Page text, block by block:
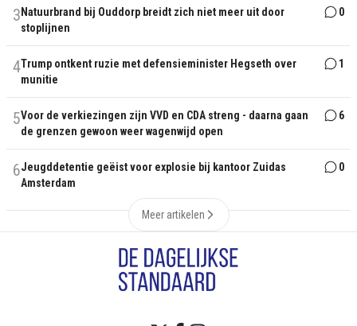
3 Natuurbrand bij Ouddorp breidt zich niet meer uit door
stoplijnen
0
4Trump ontkent ruzie met defensieminister Hegseth over
munitie
1
5Voor de verkiezingen zijn VVD en CDA streng - daarna gaan
de grenzen gewoon weer wagenwijd open
6
6Jeugddetentie geëist voor explosie bij kantoor Zuidas
Amsterdam
0
Meer artikelen